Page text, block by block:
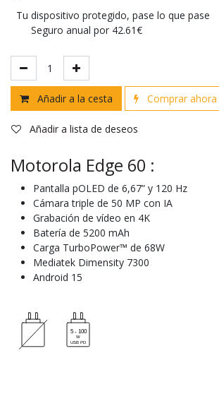
Tu dispositivo protegido, pase lo que pase
Seguro anual por 42.61€
Añadir a la cesta Comprar ahora
Añadir a lista de deseos
Motorola Edge 60 :
Pantalla pOLED de 6,67” y 120 Hz
Cámara triple de 50 MP con IA
Grabación de vídeo en 4K
Batería de 5200 mAh
Carga TurboPower™ de 68W
Mediatek Dimensity 7300
Android 15